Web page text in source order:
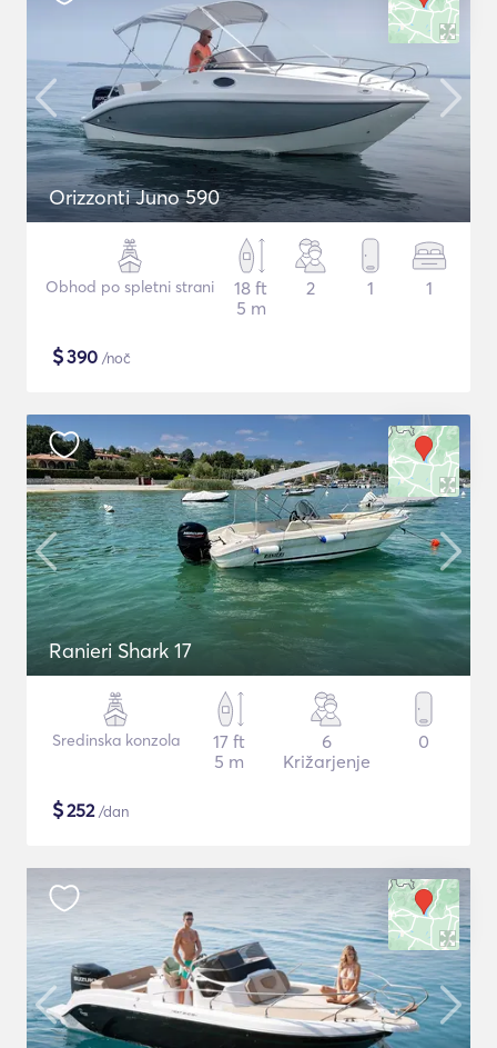
Orizzonti Juno 590
Obhod po spletni strani
18 ft
5 m
2 1 1
$390 /noč
Ranieri Shark 17
Sredinska konzola
17 ft
5 m
6
Križarjenje
0
$252/dan